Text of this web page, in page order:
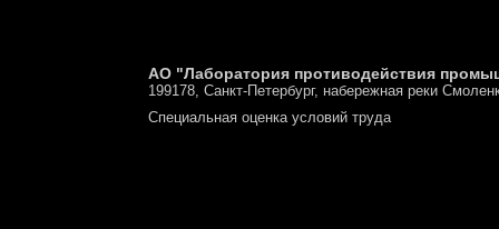
АО "Лаборатория противодействия
199178, Санкт-Петербург, набережная реки
Специальная оценка условий труда